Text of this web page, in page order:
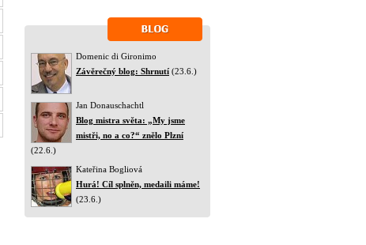
Domenic di Gironimo
Závěrečný blog: Shrnutí (23.6.)
Jan Donauschachtl
Blog mistra světa: „My jsme
mistři, no a co?“ znělo Plzní
(22.6.)
Kateřina Bogliová
Hurá! Cíl splněn, medaili máme!
(23.6.)